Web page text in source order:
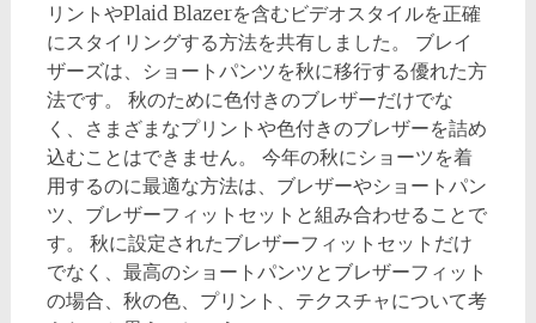
リントやPlaid Blazerを含むビデオスタイルを正確
にスタイリングする方法を共有しました。 ブレイ
ザーズは、ショートパンツを秋に移行する優れた方
法です。 秋のために色付きのブレザーだけでな
く、さまざまなプリントや色付きのブレザーを詰め
込むことはできません。 今年の秋にショーツを着
用するのに最適な方法は、ブレザーやショートパン
ツ、ブレザーフィットセットと組み合わせることで
す。 秋に設定されたブレザーフィットセットだけ
でなく、最高のショートパンツとブレザーフィット
の場合、秋の色、プリント、テクスチャについて考